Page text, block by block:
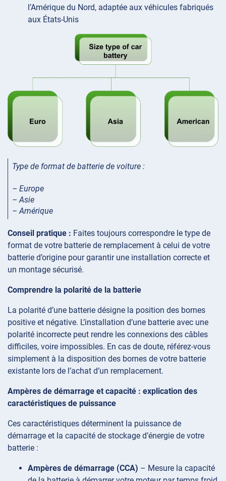
l’Amérique du Nord, adaptée aux véhicules fabriqués
aux États-Unis
Type de format de batterie de voiture :
– Europe
– Asie
– Amérique
Conseil pratique : Faites toujours correspondre le type de
format de votre batterie de remplacement à celui de votre
batterie d’origine pour garantir une installation correcte et
un montage sécurisé.
Comprendre la polarité de la batterie
La polarité d’une batterie désigne la position des bornes
positive et négative. L’installation d’une batterie avec une
polarité incorrecte peut rendre les connexions des câbles
difficiles, voire impossibles. En cas de doute, référez-vous
simplement à la disposition des bornes de votre batterie
existante lors de l’achat d’un remplacement.
Ampères de démarrage et capacité : explication des
caractéristiques de puissance
Ces caractéristiques déterminent la puissance de
démarrage et la capacité de stockage d’énergie de votre
batterie :
Ampères de démarrage (CCA) – Mesure la capacité